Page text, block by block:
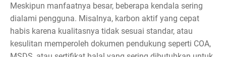
Meskipun manfaatnya besar, beberapa kendala sering
dialami pengguna. Misalnya, karbon aktif yang cepat
habis karena kualitasnya tidak sesuai standar, atau
kesulitan memperoleh dokumen pendukung seperti COA,